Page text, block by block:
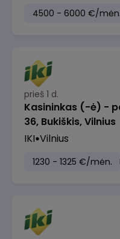
4500 - 6000 €/mėn.
prieš 1 d.
Kasininkas (-ė) -
36, Bukiškis, Vilnius
IKI Vilnius
1230 - 1325 €/mėn.